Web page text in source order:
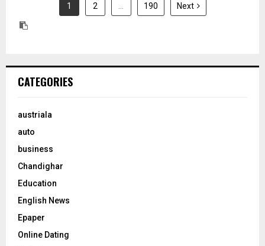
1 2 190 Next
CATEGORIES
austriala
auto
business
Chandighar
Education
English News
Epaper
Online Dating